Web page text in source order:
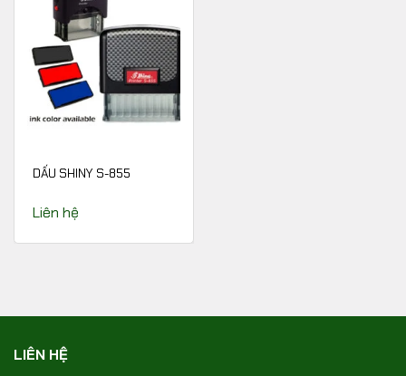
DẤU SHINY S-855
Liên hệ
LIÊN HỆ